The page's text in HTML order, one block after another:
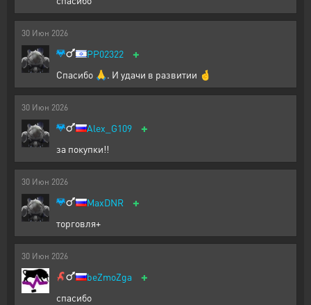
30 Июн 2026
PP02322 +
Спасибо 🙏. И удачи в развитии 🤞
30 Июн 2026
Alex_G109 +
за покупки!!
30 Июн 2026
MaxDNR +
торговля+
30 Июн 2026
beZmoZga +
спасибо